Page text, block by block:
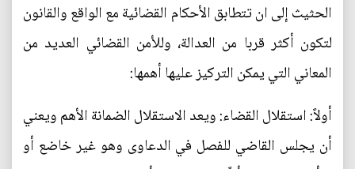
الحثيث إلى ان تتطابق الأحكام القضائية مع الواقع والقانون
لتكون أكثر قربا من العدالة، وللأمن القضائي العديد من
المعاني التي يمكن التركيز عليها أهمها:
أولاً: استقلال القضاء: ويعد الاستقلال الضمانة الأهم ويعني
أن يجلس القاضي للفصل في الدعاوى وهو غير خاضع أو